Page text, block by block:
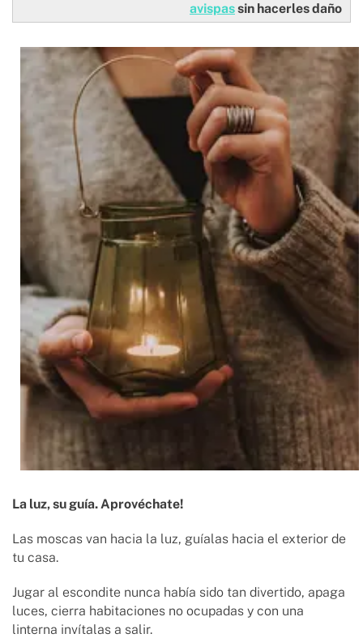
avispassin hacerles daño
La luz, su guía. Aprovéchate!
Las moscas van hacia la luz, guíalas hacia el exterior de
tu casa.
Jugar al escondite nunca había sido tan divertido, apaga
luces, cierra habitaciones no ocupadas y con una
linterna invítalas a salir.